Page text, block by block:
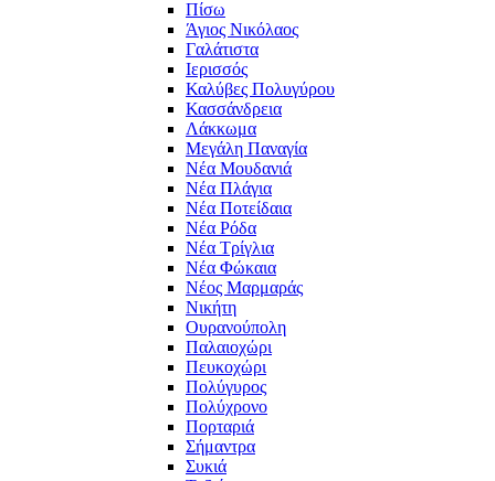
Πίσω
Άγιος Νικόλαος
Γαλάτιστα
Ιερισσός
Καλύβες Πολυγύρου
Κασσάνδρεια
Λάκκωμα
Μεγάλη Παναγία
Νέα Μουδανιά
Νέα Πλάγια
Νέα Ποτείδαια
Νέα Ρόδα
Νέα Τρίγλια
Νέα Φώκαια
Νέος Μαρμαράς
Νικήτη
Ουρανούπολη
Παλαιοχώρι
Πευκοχώρι
Πολύγυρος
Πολύχρονο
Πορταριά
Σήμαντρα
Συκιά